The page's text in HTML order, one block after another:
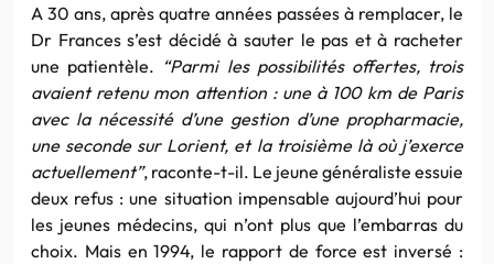
A 30 ans, après quatre années passées à remplacer, le
Dr Frances s’est décidé à sauter le pas et à racheter
une patientèle. “Parmi les possibilités offertes, trois
avaient retenu mon attention : une à 100 km de Paris
avec la nécessité d’une gestion d’une propharmacie,
une seconde sur Lorient, et la troisième là où j’exerce
actuellement”, raconte-t-il. Le jeune généraliste essuie
deux refus : une situation impensable aujourd’hui pour
les jeunes médecins, qui n’ont plus que l’embarras du
choix. Mais en 1994, le rapport de force est inversé :